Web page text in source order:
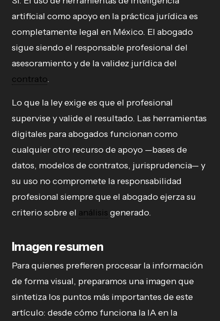
artificial como apoyo en la práctica jurídica es
completamente legal en México. El abogado
sigue siendo el responsable profesional del
asesoramiento y de la validez jurídica del
contrato.
Lo que la ley exige es que el profesional
supervise y valide el resultado. Las herramientas
digitales para abogados funcionan como
cualquier otro recurso de apoyo —bases de
datos, modelos de contratos, jurisprudencia— y
su uso no compromete la responsabilidad
profesional siempre que el abogado ejerza su
criterio sobre el análisis generado.
Imagen resumen
Para quienes prefieren procesar la información
de forma visual, preparamos una imagen que
sintetiza los puntos más importantes de este
artículo: desde cómo funciona la IA en la